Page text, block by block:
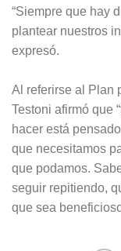
“Siempre que hay
plantear nuestros
expresó.
Al referirse al Plan
Testoni afirmó que
hacer está
que necesitamos
que podamos.
seguir repitiendo,
que sea